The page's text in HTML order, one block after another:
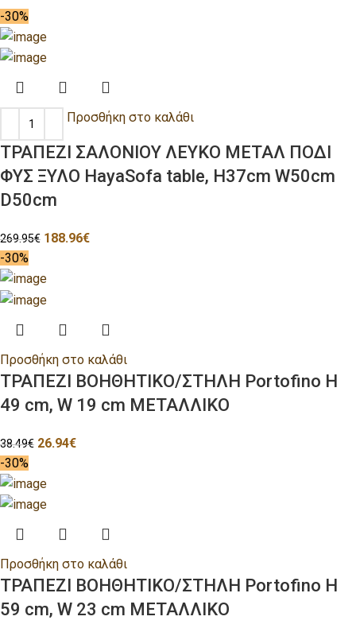
-30%
Προσθήκη στο καλάθι
ΤΡΑΠΕΖΙ ΣΑΛΟΝΙΟΥ ΛΕΥΚΟ ΜΕΤΑΛ ΠΟΔΙ
ΦΥΣ ΞΥΛΟ HayaSofa table, H37cm W50cm
D50cm
269.95€ 188.96€
-30%
Προσθήκη στο καλάθι
ΤΡΑΠΕΖΙ ΒΟΗΘΗΤΙΚΟ/ΣΤΗΛΗ Portofino H
49 cm, W 19 cm ΜΕΤΑΛΛΙΚΟ
38.49€ 26.94€
-30%
Προσθήκη στο καλάθι
ΤΡΑΠΕΖΙ ΒΟΗΘΗΤΙΚΟ/ΣΤΗΛΗ Portofino H
59 cm, W 23 cm ΜΕΤΑΛΛΙΚΟ